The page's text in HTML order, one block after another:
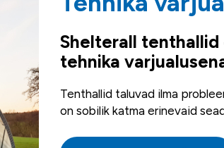
Shelterall tenthallid
tehnika
Tenthallid taluvad ilma
on sobilik katma erinevaid